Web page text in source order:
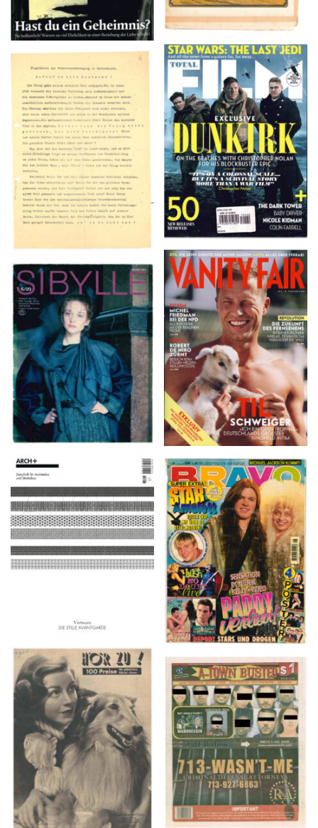
TOTAL FILM #260 –
SUMMER 2017
Flugblätter der Weissen
Rose – V, Januar 1943
VANITY FAIR – Nr. 7 –
8. Februar 2007
SIBYLLE 6/89
ARCH+ Nr. 226, Herbst
2016
BRAVO – Nr. 8, 13. Febr.
1997
HÖR ZU! – 1949,
NUMMER 10, Woche
vom 27. Februar bis 05.
März
A-TOWN BUSTED –
8/15/16–9/1/16